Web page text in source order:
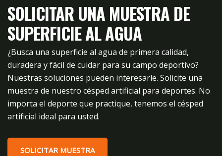
SOLICITAR UNA MUESTRA DE
SUPERFICIE AL AGUA
¿Busca una superficie al agua de primera calidad,
duradera y fácil de cuidar para su campo deportivo?
Nuestras soluciones pueden interesarle. Solicite una
muestra de nuestro césped artificial para deportes. No
importa el deporte que practique, tenemos el césped
artificial ideal para usted.
SOLICITAR MUESTRA